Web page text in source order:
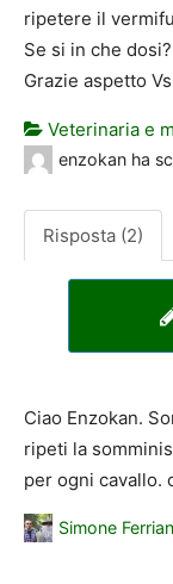
ripetere il
Se si in che dosi?
Grazie aspetto
Veterinaria e
enzokan ha
Risposta (2)
Ciao Enzokan.
ripeti la
per ogni cavallo.
Simone Ferrian